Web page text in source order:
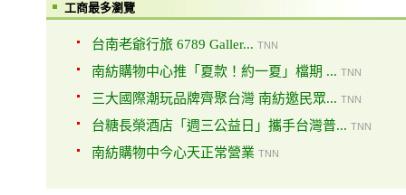
工商最多瀏覽
台南老爺行旅 6789 Galler... TNN
南紡購物中心推「夏款！約一夏」檔期 ... TNN
三大國際潮玩品牌齊聚台灣 南紡邀民眾... TNN
台糖長榮酒店「週三公益日」攜手台灣普... TNN
南紡購物中今心天正常營業 TNN